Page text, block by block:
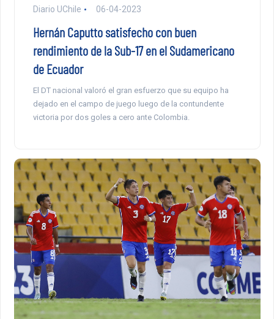
Diario UChile 06-04-2023
Hernán Caputto satisfecho con buen
rendimiento de la Sub-17 en el Sudamericano
de Ecuador
El DT nacional valoró el gran esfuerzo que su equipo ha
dejado en el campo de juego luego de la contundente
victoria por dos goles a cero ante Colombia.